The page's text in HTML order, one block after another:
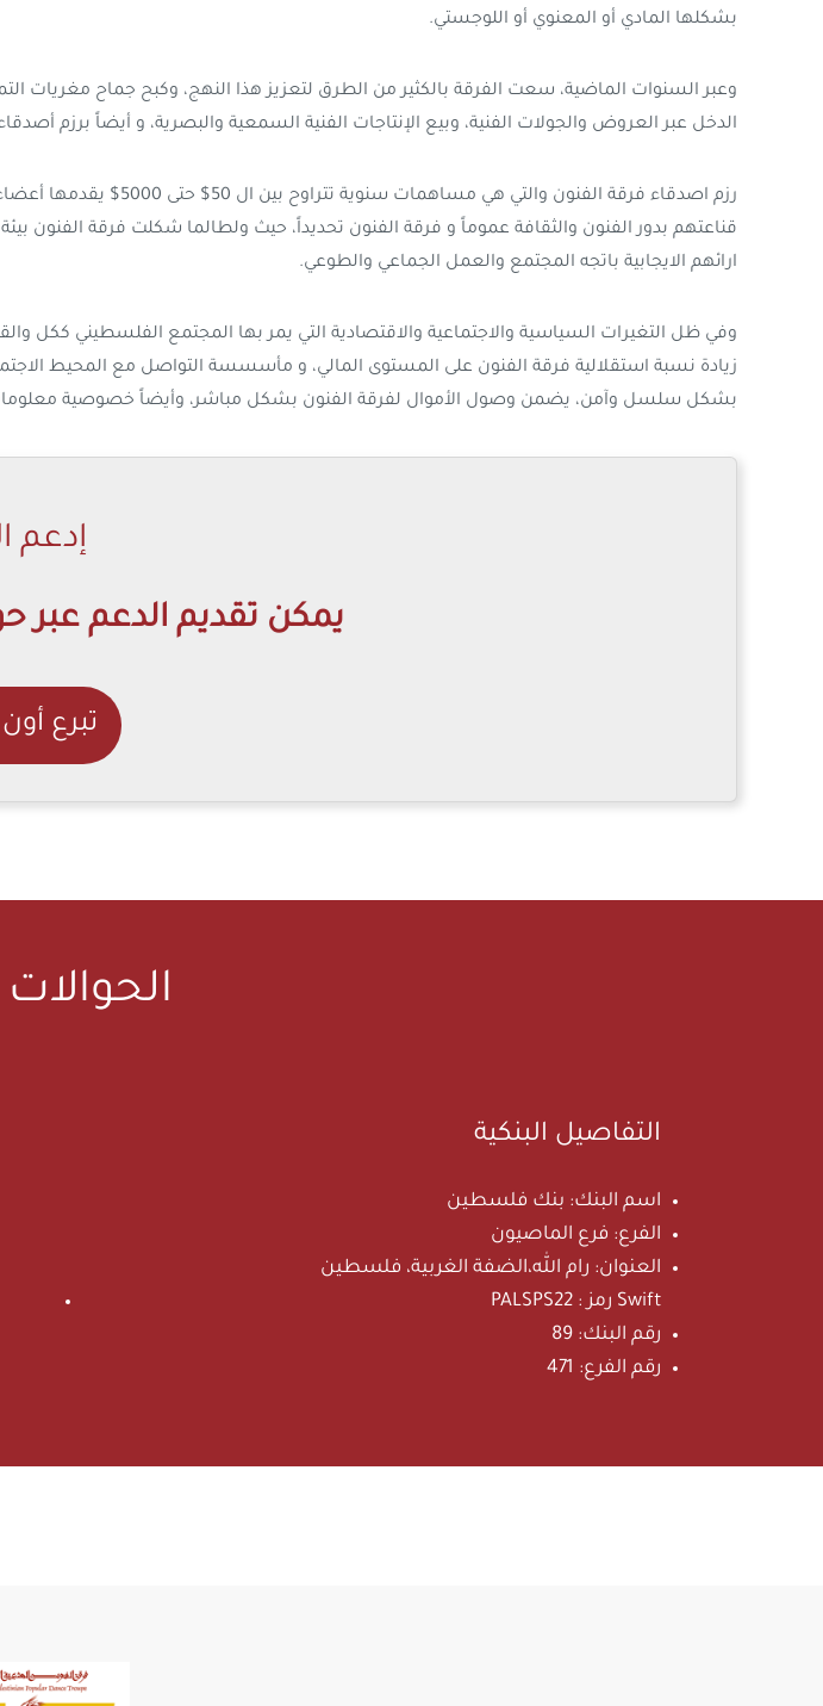
بشكلها المادي أو المعنوي أو اللوجستي.
وعبر السنوات الماضية، سعت الفرقة بالكثير من الطرق لتعزيز هذا النهج، وكبح جماح مغريات
الدخل عبر العروض والجولات الفنية، وبيع الإنتاجات الفنية السمعية والبصرية، و أيضاً برزم
رزم اصدقاء فرقة الفنون
قناعتهم بدور الفنون والثقافة عموماً و فرقة الفنون تحديداً، حيث ولطالما شكلت فرقة
ارائهم الايجابية باتجه المجتمع والعمل الجماعي والطوعي.
وفي ظل التغيرات السياسية والاجتماعية والاقتصادية التي يمر بها المجتمع الفلسطيني ككل
زيادة نسبة استقلالية فرقة الفنون على المستوى المالي، و مأسسسة التواصل مع المحيط
بشكل سلسل وآمن، يضمن وصول الأموال لفرقة الفنون بشكل مباشر، وأيضاً خصوصية
إدعم
يمكن تقديم الدعم عبر
تبرع
الحوالات
التفاصيل البنكية
اسم البنك: بنك فلسطين
الفرع: فرع الماصيون
العنوان: رام الله،الضفة الغربية، فلسطين
PALSPS22
: رمز Swift
رقم البنك:
رقم الفرع: